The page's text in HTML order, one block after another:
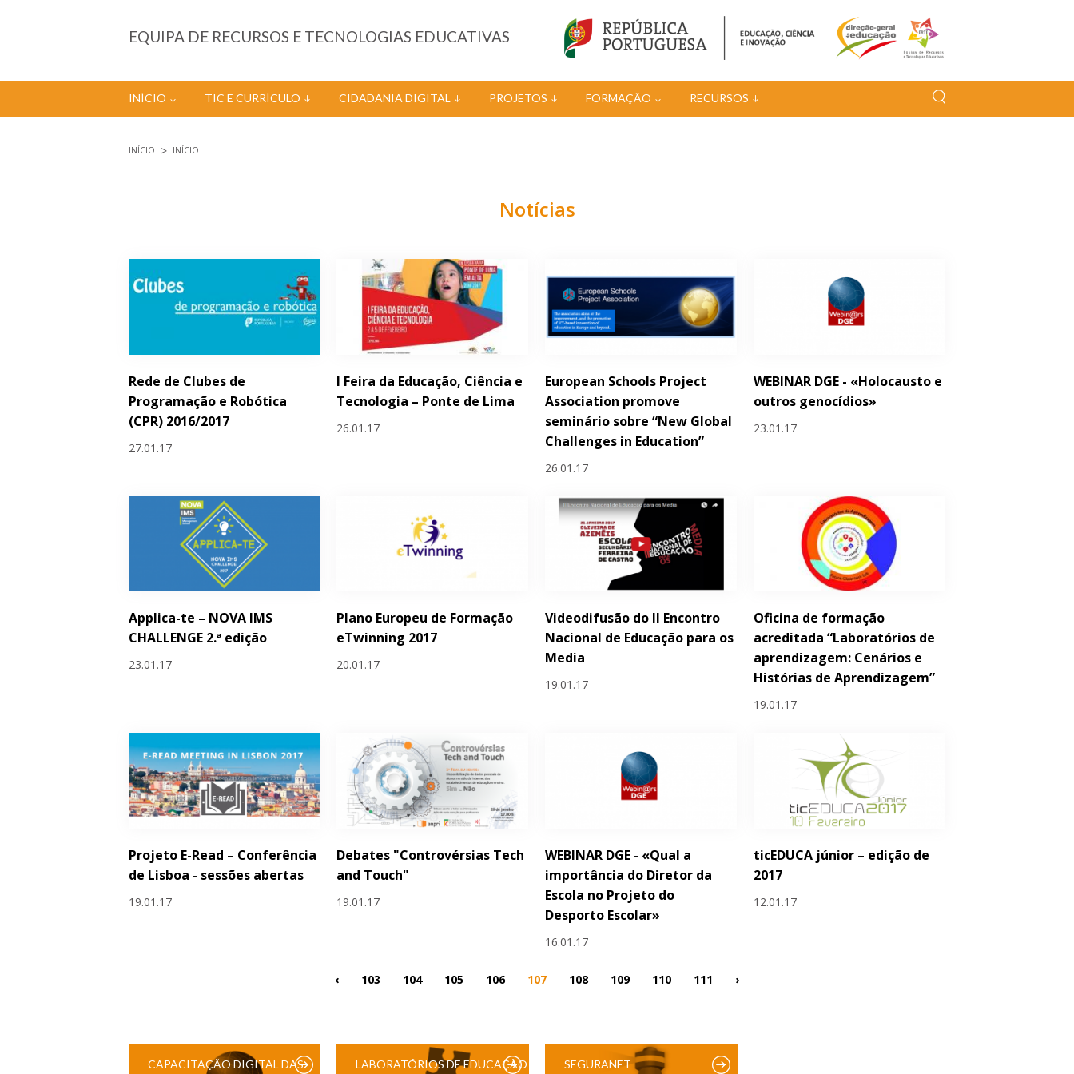
EQUIPA DE RECURSOS E TECNOLOGIAS EDUCATIVAS
INÍCIO TIC E CURRÍCULO CIDADANIA DIGITAL PROJETOS FORMAÇÃO RECURSOS
INÍCIO INÍCIO
Notícias
Rede de Clubes de
Programação e Robótica
(CPR) 2016/2017
27.01.17
I Feira da Educação, Ciência e
Tecnologia – Ponte de Lima
26.01.17
European Schools Project
Association promove
seminário sobre “New Global
Challenges in Education”
26.01.17
WEBINAR DGE - «Holocausto e
outros genocídios»
23.01.17
Applica-te – NOVA IMS
CHALLENGE 2.ª edição
23.01.17
Plano Europeu de Formação
eTwinning 2017
20.01.17
Videodifusão do II Encontro
Nacional de Educação para os
Media
19.01.17
Oficina de formação
acreditada “Laboratórios de
aprendizagem: Cenários e
Histórias de Aprendizagem”
19.01.17
Projeto E-Read – Conferência
de Lisboa - sessões abertas
19.01.17
Debates "Controvérsias Tech
and Touch"
19.01.17
WEBINAR DGE - «Qual a
importância do Diretor da
Escola no Projeto do
Desporto Escolar»
16.01.17
ticEDUCA júnior – edição de
2017
12.01.17
Páginas
‹ 103 104 105 106 107 108 109 110 111 ›
CAPACITAÇÃO DIGITAL DAS LABORATÓRIOS DE EDUCAÇÃO SEGURANET